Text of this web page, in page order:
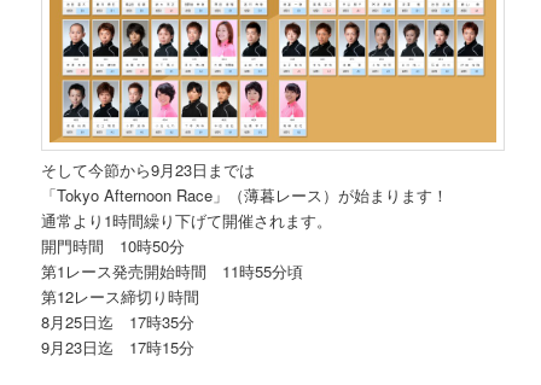
そして今節から9月23日までは
「Tokyo Afternoon Race」（薄暮レース）が始まります！
通常より1時間繰り下げて開催されます。
開門時間 10時50分
第1レース発売開始時間 11時55分頃
第12レース締切り時間
8月25日迄 17時35分
9月23日迄 17時15分